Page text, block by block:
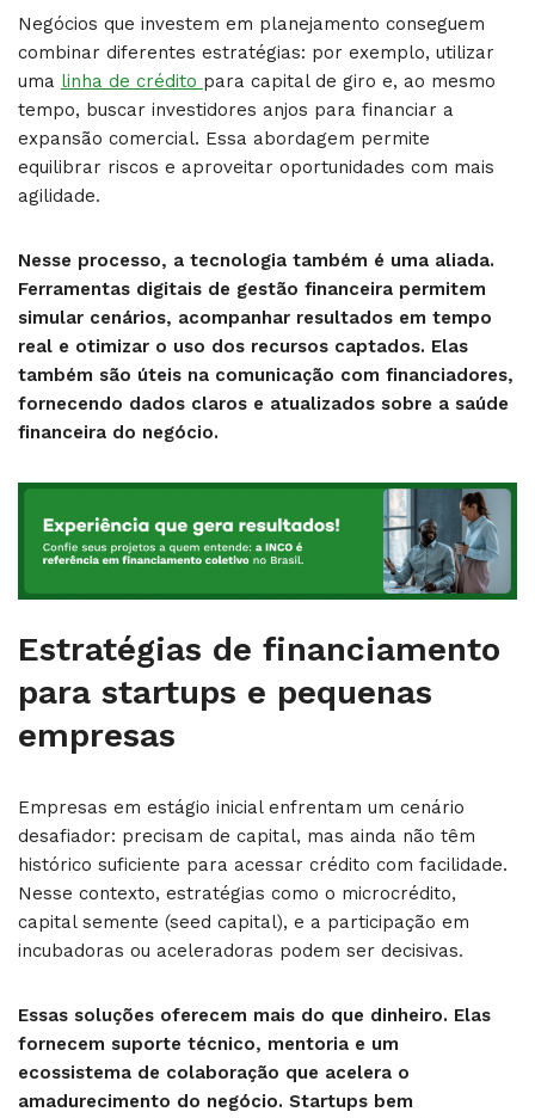
Negócios que investem em planejamento conseguem
combinar diferentes estratégias: por exemplo, utilizar
uma linha de crédito para capital de giro e, ao mesmo
tempo, buscar investidores anjos para financiar a
expansão comercial. Essa abordagem permite
equilibrar riscos e aproveitar oportunidades com mais
agilidade.
Nesse processo, a tecnologia também é uma aliada.
Ferramentas digitais de gestão financeira permitem
simular cenários, acompanhar resultados em tempo
real e otimizar o uso dos recursos captados. Elas
também são úteis na comunicação com financiadores,
fornecendo dados claros e atualizados sobre a saúde
financeira do negócio.
Estratégias de financiamento
para startups e pequenas
empresas
Empresas em estágio inicial enfrentam um cenário
desafiador: precisam de capital, mas ainda não têm
histórico suficiente para acessar crédito com facilidade.
Nesse contexto, estratégias como o microcrédito,
capital semente (seed capital), e a participação em
incubadoras ou aceleradoras podem ser decisivas.
Essas soluções oferecem mais do que dinheiro. Elas
fornecem suporte técnico, mentoria e um
ecossistema de colaboração que acelera o
amadurecimento do negócio. Startups bem